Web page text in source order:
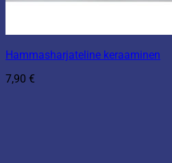
Hammasharjateline keraaminen
7,90 €